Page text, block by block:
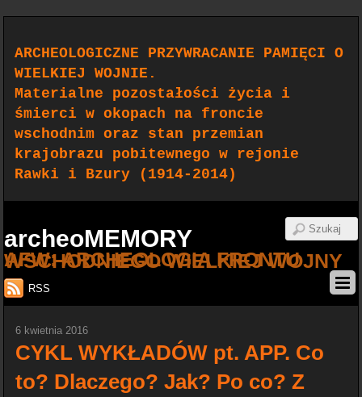
ARCHEOLOGICZNE PRZYWRACANIE PAMIĘCI O
WIELKIEJ WOJNIE.
Materialne pozostałości życia i
śmierci w okopach na froncie
wschodnim oraz stan przemian
krajobrazu pobitewnego w rejonie
Rawki i Bzury (1914-2014)
archeoMEMORY
AFW: ARCHEOLOGIA FRONTU WSCHODNIEGO WIELKIEJ WOJNY
RSS
6 kwietnia 2016
CYKL WYKŁADÓW pt. APP. Co
to? Dlaczego? Jak? Po co? Z